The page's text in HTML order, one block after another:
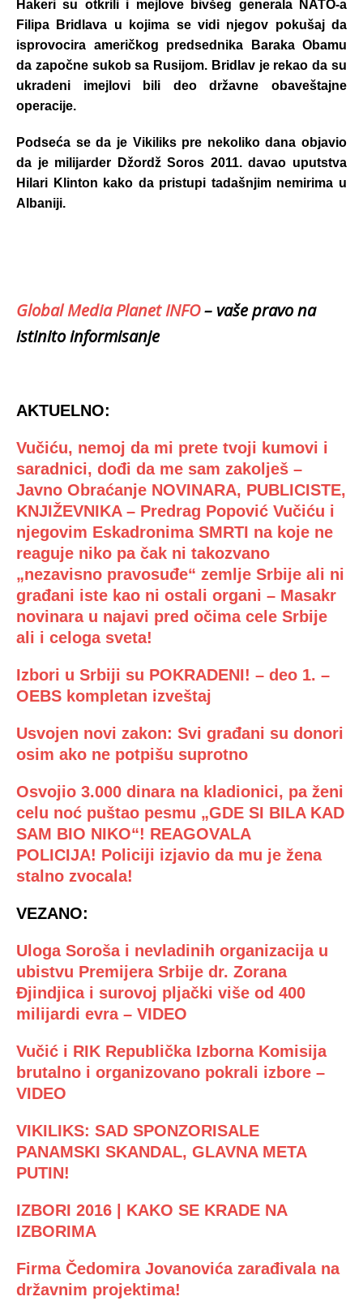
Hakeri su otkrili i mejlove bivšeg generala NATO-a
Filipa Bridlava u kojima se vidi njegov pokušaj da
isprovocira američkog predsednika Baraka Obamu
da započne sukob sa Rusijom. Bridlav je rekao da su
ukradeni imejlovi bili deo državne obaveštajne
operacije.
Podseća se da je Vikiliks pre nekoliko dana objavio
da je milijarder Džordž Soros 2011. davao uputstva
Hilari Klinton kako da pristupi tadašnjim nemirima u
Albaniji.
Global Media Planet INFO– vaše pravo na
istinito informisanje
AKTUELNO:
Vučiću, nemoj da mi prete tvoji kumovi i
saradnici, dođi da me sam zakolješ –
Javno Obraćanje NOVINARA, PUBLICISTE,
KNJIŽEVNIKA – Predrag Popović Vučiću i
njegovim Eskadronima SMRTI na koje ne
reaguje niko pa čak ni takozvano
„nezavisno pravosuđe“ zemlje Srbije ali ni
građani iste kao ni ostali organi – Masakr
novinara u najavi pred očima cele Srbije
ali i celoga sveta!
Izbori u Srbiji su POKRADENI! – deo 1. –
OEBS kompletan izveštaj
Usvojen novi zakon: Svi građani su donori
osim ako ne potpišu suprotno
Osvojio 3.000 dinara na kladionici, pa ženi
celu noć puštao pesmu „GDE SI BILA KAD
SAM BIO NIKO“! REAGOVALA
POLICIJA! Policiji izjavio da mu je žena
stalno zvocala!
VEZANO:
Uloga Soroša i nevladinih organizacija u
ubistvu Premijera Srbije dr. Zorana
Đjindjica i surovoj pljački više od 400
milijardi evra – VIDEO
Vučić i RIK Republička Izborna Komisija
brutalno i organizovano pokrali izbore –
VIDEO
VIKILIKS: SAD SPONZORISALE
PANAMSKI SKANDAL, GLAVNA META
PUTIN!
IZBORI 2016 | KAKO SE KRADE NA
IZBORIMA
Firma Čedomira Jovanovića zarađivala na
državnim projektima!